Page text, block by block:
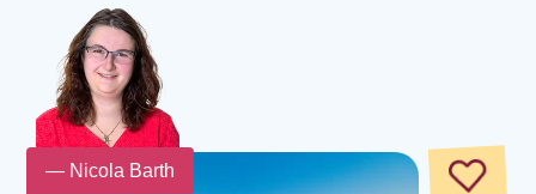
— Nicola Barth